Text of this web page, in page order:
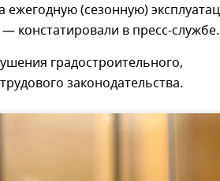
ежегодную (сезонную)
констатировали в пресс-службе.
градостроительного,
законодательства.